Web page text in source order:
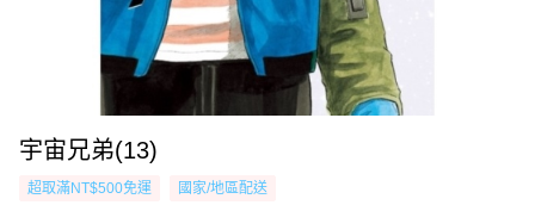
宇宙兄弟(13)
超取滿NT$500免運 國家/地區配送